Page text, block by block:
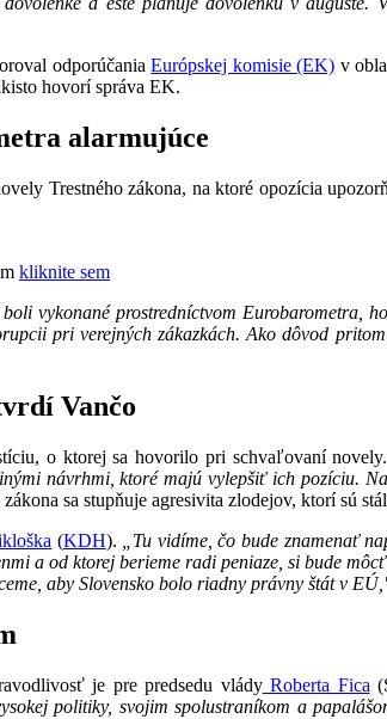
odporúčaniaEurópskej komisie (EK) v
hovorí správa EK.
alarmujúce
Trestného zákona, na ktoré opozícia
kliknite sem
vykonané prostredníctvom
pri verejných zákazkách. Ako dôvod
Vančo
o ktorej sa hovorilo pri schvaľovaní
návrhmi, ktoré majú vylepšiť ich pozíciu.
sa stupňuje agresivita zlodejov, ktorí sú
(KDH). „Tu vidíme, čo bude znamenať
a od ktorej berieme radi peniaze, si bude
aby Slovensko bolo riadny právny štát v
je pre predsedu vládyRoberta Fica
politiky, svojim spolustraníkom a